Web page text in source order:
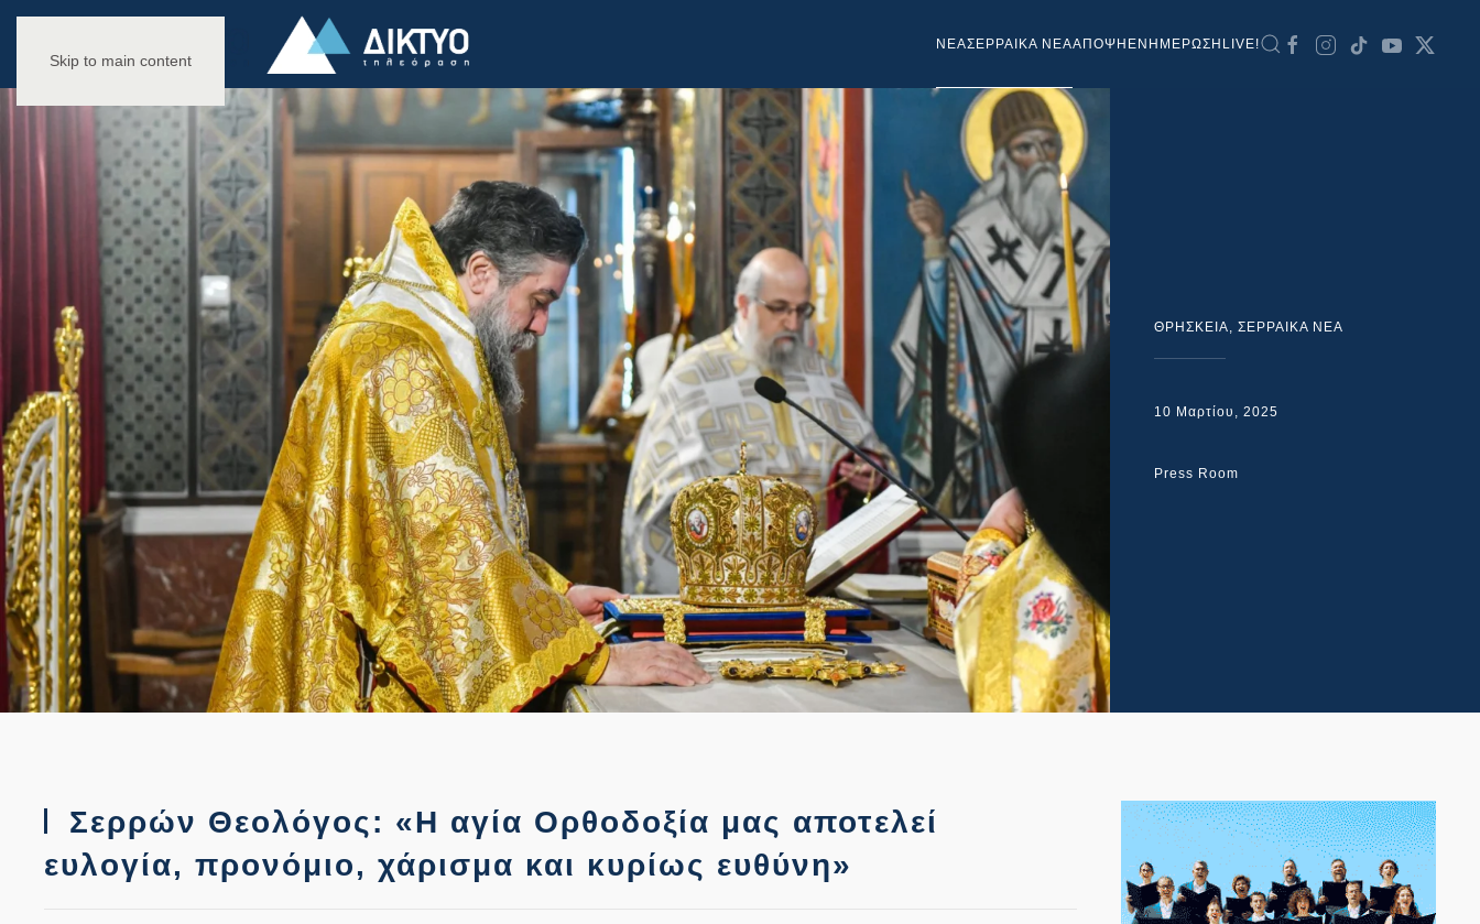
Skip to main content
NEAΣΕΡΡΑΙΚΑ ΝΕΑΑΠΟΨΗ ΕΝΗΜΕΡΩΣΗ LIVE!
ΘΡΗΣΚΕΙΑ, ΣΕΡΡΑΙΚΑ ΝΕΑ
10 Μαρτίου, 2025
Press Room
Σερρών Θεολόγος: «Η αγία Ορθοδοξία μας αποτελεί
ευλογία, προνόμιο, χάρισμα και κυρίως ευθύνη»